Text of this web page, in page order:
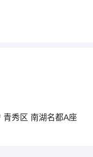
青秀区 南湖名都A座